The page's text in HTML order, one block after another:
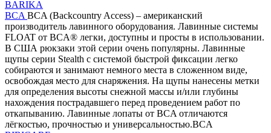
BARIKA
BCA BCA (Backcountry Access) – американский
производитель лавинного оборудования. Лавинные системы
FLOAT от BCA® легки, доступны и просты в использовании.
В США рюкзаки этой серии очень популярны. Лавинные
щупы серии Stealth с системой быстрой фиксации легко
собираются и занимают немного места в сложенном виде,
освобождая место для снаряжения. На щупы нанесены метки
для определения высоты снежной массы и/или глубины
нахождения пострадавшего перед проведением работ по
откапыванию. Лавинные лопаты от BCA отличаются
лёгкостью, прочностью и универсальностью.BCA